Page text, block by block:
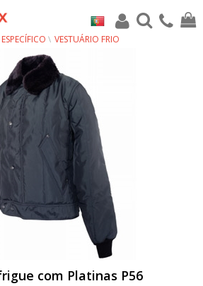
VESTUÁRIO FRIO
com Platinas P56